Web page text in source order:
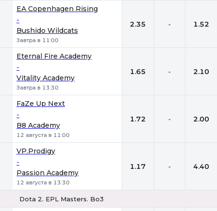
EA Copenhagen Rising
-
Bushido Wildcats
Завтра в 11:00
2.35 - 1.52
Eternal Fire Academy
-
Vitality Academy
Завтра в 13:30
1.65 - 2.10
FaZe Up Next
-
B8 Academy
12 августа в 11:00
1.72 - 2.00
VP.Prodigy
-
Passion Academy
12 августа в 13:30
1.17 - 4.40
Dota 2. EPL Masters. Bo3